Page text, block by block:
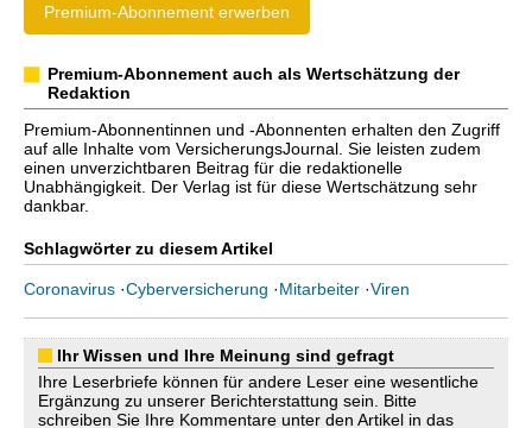
Premium-Abonnement erwerben
Premium-Abonnement auch als Wertschätzung der
Redaktion
Premium-Abonnentinnen und -Abonnenten erhalten den Zugriff
auf alle Inhalte vom VersicherungsJournal. Sie leisten zudem
einen unverzichtbaren Beitrag für die redaktionelle
Unabhängigkeit. Der Verlag ist für diese Wertschätzung sehr
dankbar.
Schlagwörter zu diesem Artikel
Coronavirus ·Cyberversicherung ·Mitarbeiter ·Viren
Ihr Wissen und Ihre Meinung sind gefragt
Ihre Leserbriefe können für andere Leser eine wesentliche
Ergänzung zu unserer Berichterstattung sein. Bitte
schreiben Sie Ihre Kommentare unter den Artikel in das